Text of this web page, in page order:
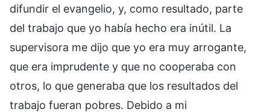
difundir el evangelio, y, como resultado, parte
del trabajo que yo había hecho era inútil. La
supervisora me dijo que yo era muy arrogante,
que era imprudente y que no cooperaba con
otros, lo que generaba que los resultados del
trabajo fueran pobres. Debido a mi